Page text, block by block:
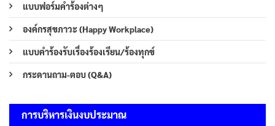
แบบฟอร์มคำร้องต่างๆ
องค์กรสุขภาวะ (Happy Workplace)
แบบคำร้องรับเรื่องร้องเรียน/ร้องทุกข์
กระดานถาม-ตอบ (Q&A)
การบริหารเงินงบประมาณ